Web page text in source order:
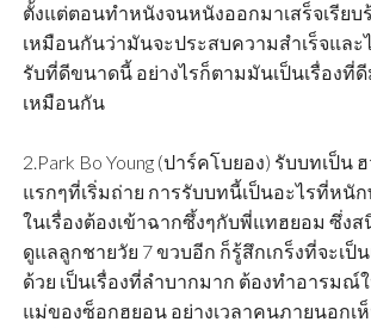
ตั้งแต่ตอนทำหนังจนหนังออกมาเสร็จเรียบ
เหมือนกันว่ามันจะประสบความสำเร็จและ
รับที่ดีขนาดนี้ อย่างไรก็ตามมันเป็นเรื่องที่ดี
เหมือนกัน
2.Park Bo Young (ปาร์คโบยอง) รับบทเป็น
แรกๆที่เริ่มถ่าย การรับบทนี้เป็นอะไรที่หนั
ในเรื่องต้องเข้าฉากซึ้งๆกับพี่แทฮยอม ซึ่ง
ดูแลลูกชายวัย 7 ขวบอีก ก็รู้สึกเกร็งที่จะเป็
ด้วย เป็นเรื่องที่ลำบากมาก ต้องทำอารมณ์
แม่ของซ็อกฮยอน อย่างเวลาคนภายนอกเ